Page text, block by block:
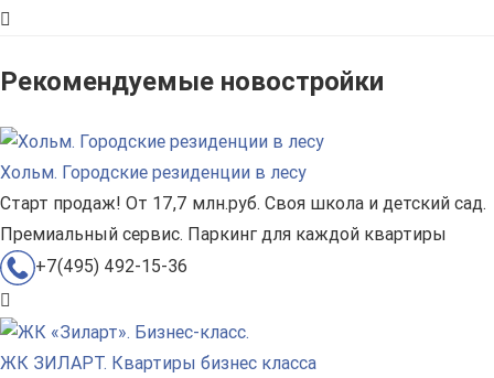
Рекомендуемые новостройки
Хольм. Городские резиденции в лесу
Старт продаж! От 17,7 млн.руб. Своя школа и детский сад.
Премиальный сервис. Паркинг для каждой квартиры
+7(495) 492-15-36
ЖК ЗИЛАРТ. Квартиры бизнес класса